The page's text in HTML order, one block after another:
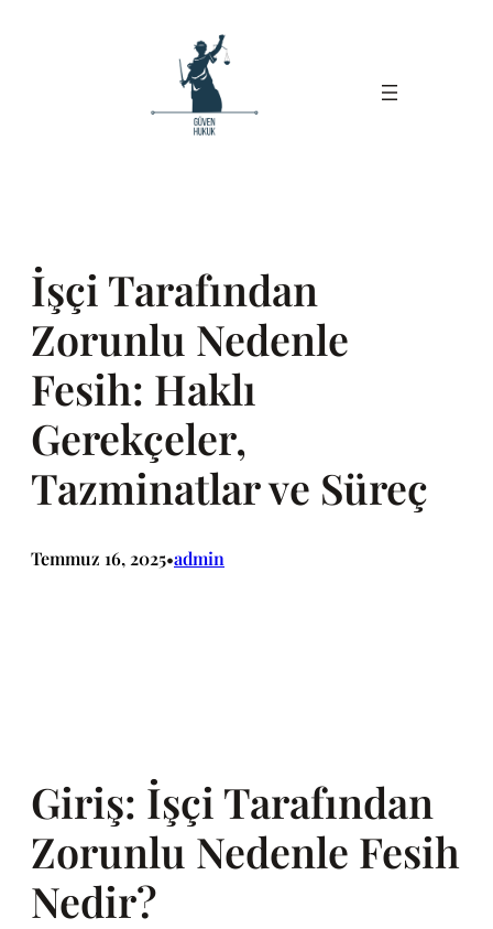
İşçi Tarafından
Zorunlu Nedenle
Fesih: Haklı
Gerekçeler,
Tazminatlar ve Süreç
Temmuz 16, 2025•admin
Giriş: İşçi Tarafından
Zorunlu Nedenle Fesih
Nedir?